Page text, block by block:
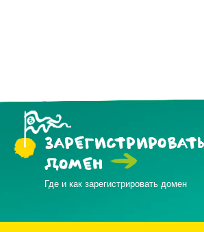
ЗАРЕГИСТРИРОВАТЬ
ДОМЕН
Где и как зарегистрировать домен